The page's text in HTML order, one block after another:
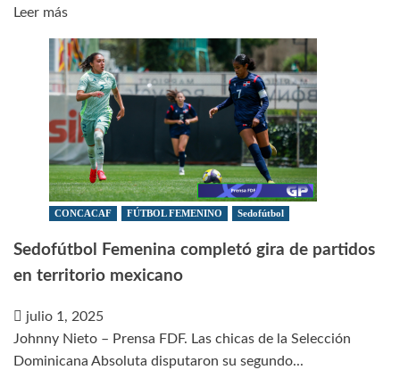
Leer másLeer
sobre
Así
se
jugará
la
primera
jornada
y
de
la
25-
26
CONCACAF FÚTBOL FEMENINO Sedofútbol
Sedofútbol Femenina completó gira de partidos
en territorio mexicano
julio 1, 2025
Johnny Nieto – Prensa FDF. Las chicas de la Selección
Dominicana Absoluta disputaron su segundo...